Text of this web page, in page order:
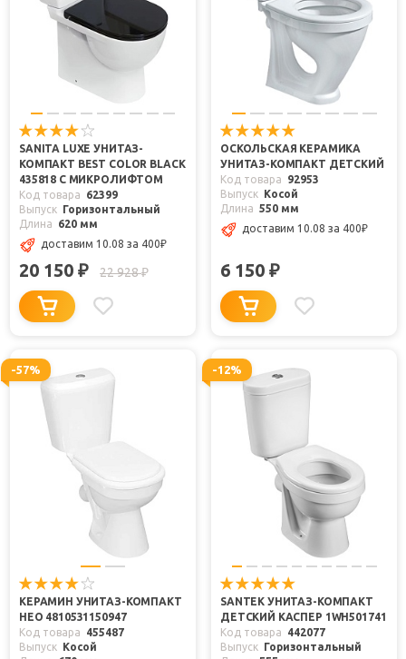
SANITA LUXE УНИТАЗ-
КОМПАКТ BEST COLOR BLACK
435818 С МИКРОЛИФТОМ
Код товара
62399
Выпуск Горизонтальный
Длина
620 мм
доставим 10.08 за 400₽
20 150 ₽ 22 928₽
ОСКОЛЬСКАЯ КЕРАМИКА
УНИТАЗ-КОМПАКТ ДЕТСКИЙ
Код товара
92953
Выпуск Косой
Длина 550 мм
доставим 10.08 за 400₽
6 150 ₽
-57%
КЕРАМИН УНИТАЗ-КОМПАКТ
НЕО 4810531150947
Код товара
455487
Выпуск Косой
-12%
SANTEK УНИТАЗ-КОМПАКТ
ДЕТСКИЙ КАСПЕР 1WH501741
Код товара
442077
Выпуск Горизонтальный